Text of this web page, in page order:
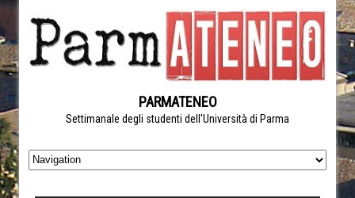
PARMATENEO
Settimanale degli studenti dell'Università di Parma